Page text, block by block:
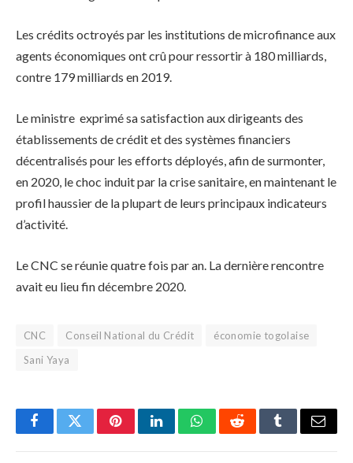
Les crédits octroyés par les institutions de microfinance aux
agents économiques ont crû pour ressortir à 180 milliards,
contre 179 milliards en 2019.
Le ministre exprimé sa satisfaction aux dirigeants des
établissements de crédit et des systèmes financiers
décentralisés pour les efforts déployés, afin de surmonter,
en 2020, le choc induit par la crise sanitaire, en maintenant le
profil haussier de la plupart de leurs principaux indicateurs
d’activité.
Le CNC se réunie quatre fois par an. La dernière rencontre
avait eu lieu fin décembre 2020.
CNC Conseil National du Crédit
économie togolaise
Sani Yaya
FacebookTwitterPinterestLinkedInWhatsAppRedditTumblrEmail